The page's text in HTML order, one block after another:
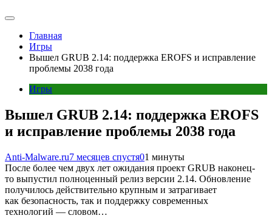
Главная
Игры
Вышел GRUB 2.14: поддержка EROFS и исправление
проблемы 2038 года
Игры
Вышел GRUB 2.14: поддержка EROFS
и исправление проблемы 2038 года
Anti-Malware.ru7 месяцев спустя01 минуты
После более чем двух лет ожидания проект GRUB наконец-
то выпустил полноценный релиз версии 2.14. Обновление
получилось действительно крупным и затрагивает
как безопасность, так и поддержку современных
технологий — словом…